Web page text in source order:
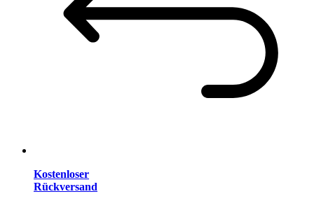
Kostenloser
Rückversand